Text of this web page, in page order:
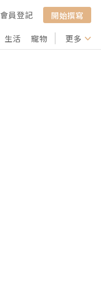
會員登記
開始撰寫
生活 寵物 行山 打卡
更多